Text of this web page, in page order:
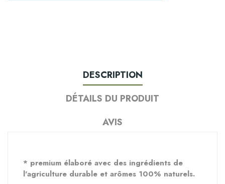
DESCRIPTION
DÉTAILS DU PRODUIT
AVIS
* premium élaboré avec des ingrédients de
l'agriculture durable et arômes 100% naturels.